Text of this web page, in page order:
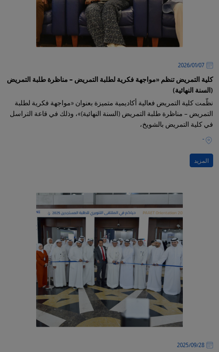
07‏/01‏/2026
كلية التمريض تنظم «مواجهة فكرية لطلبة التمريض – مناظرة طلبة التمريض
(السنة النهائية)
نظّمت كلية التمريض فعالية أكاديمية متميزة بعنوان «مواجهة فكرية لطلبة
التمريض – مناظرة طلبة التمريض (السنة النهائية)»، وذلك في قاعة التراسل
في كلية التمريض بالشويخ،
-
المزيد
28‏/09‏/2025